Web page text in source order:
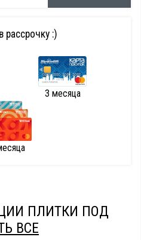
:)
3 месяца
ПЛИТКИ ПОД
ВСЕ